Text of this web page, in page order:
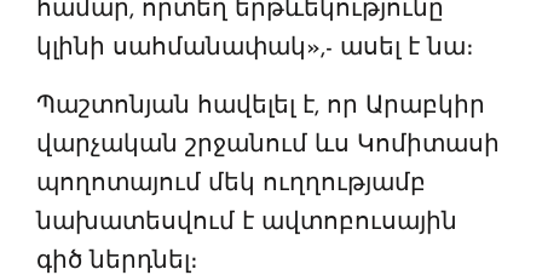
համար, որտեղ երթևեկությունը
կլինի սահմանափակ»,- ասել է նա։
Պաշտոնյան հավելել է, որ Արաբկիր
վարչական շրջանում ևս Կոմիտասի
պողոտայում մեկ ուղղությամբ
նախատեսվում է ավտոբուսային
գիծ ներդնել։